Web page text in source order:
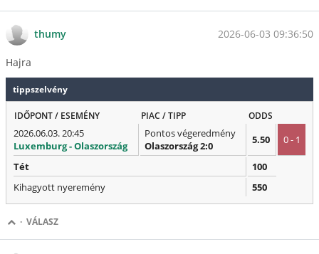
thumy 2026-06-03 09:36:50
Hajra
tippszelvény
IDŐPONT / ESEMÉNY PIAC / TIPP ODDS
2026.06.03. 20:45
Luxemburg - Olaszország
Pontos végeredmény
Olaszország 2:0
5.50 0 - 1
Tét
100
Kihagyott nyeremény
550
· VÁLASZ